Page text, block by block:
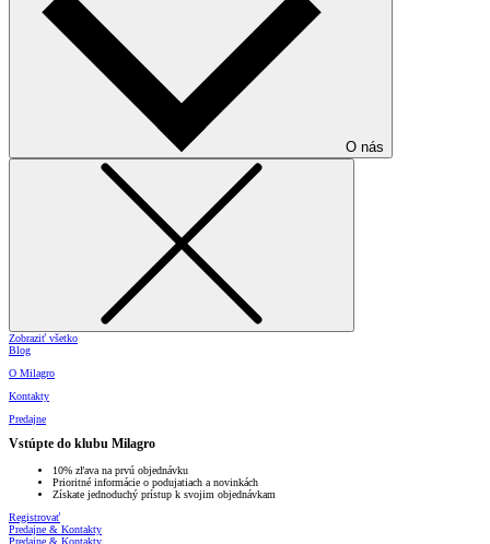
O nás
Zobraziť všetko
Blog
O Milagro
Kontakty
Predajne
Vstúpte do klubu Milagro
10% zľava na prvú objednávku
Prioritné informácie o podujatiach a novinkách
Získate jednoduchý prístup k svojim objednávkam
Registrovať
Predajne & Kontakty
Predajne & Kontakty